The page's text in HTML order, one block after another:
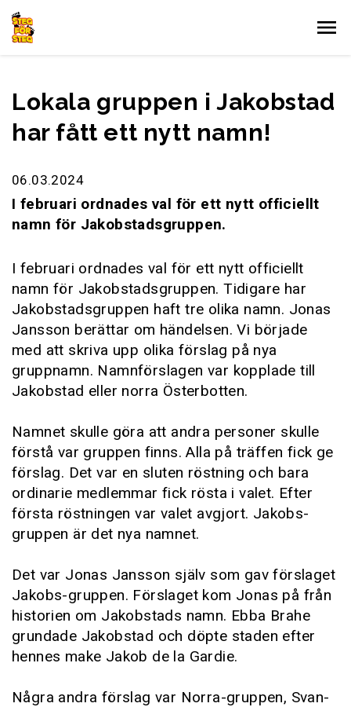
Gå till innehållet
Lokala gruppen i Jakobstad
har fått ett nytt namn!
06.03.2024
I februari ordnades val för ett nytt officiellt
namn för Jakobstadsgruppen.
I februari ordnades val för ett nytt officiellt
namn för Jakobstadsgruppen. Tidigare har
Jakobstadsgruppen haft tre olika namn. Jonas
Jansson berättar om händelsen. Vi började
med att skriva upp olika förslag på nya
gruppnamn. Namnförslagen var kopplade till
Jakobstad eller norra Österbotten.
Namnet skulle göra att andra personer skulle
förstå var gruppen finns. Alla på träffen fick ge
förslag. Det var en sluten röstning och bara
ordinarie medlemmar fick rösta i valet. Efter
första röstningen var valet avgjort. Jakobs-
gruppen är det nya namnet.
Det var Jonas Jansson själv som gav förslaget
Jakobs-gruppen. Förslaget kom Jonas på från
historien om Jakobstads namn. Ebba Brahe
grundade Jakobstad och döpte staden efter
hennes make Jakob de la Gardie.
Några andra förslag var Norra-gruppen, Svan-